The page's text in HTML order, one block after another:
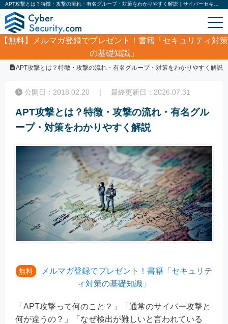
【無料】
メルマガ登録でプレゼント！書籍「セキュリティ対策
の基礎知識」
APT攻撃とは？特徴・攻撃の流れ・有名グループ・対策をわかりやすく解説
公開日：2018.02.20 ｜ 最終更新日：2026.07.31
APT攻撃とは？特徴・攻撃の流れ・有名グル
ープ・対策をわかりやすく解説
無料
メルマガ登録でプレゼント！書籍「セキュリテ
ィ対策の基礎知識」
「APT攻撃って何のこと？」「通常のサイバー攻撃と
何が違うの？」「なぜ検出が難しいと言われている